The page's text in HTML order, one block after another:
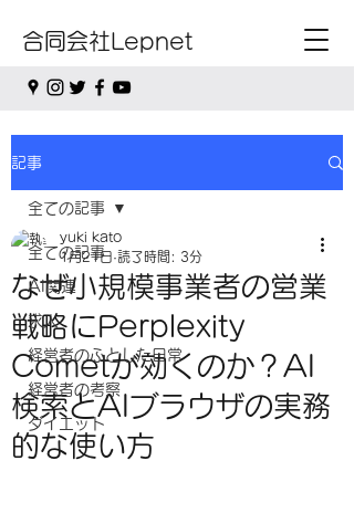
合同会社Lepnet
記事
全ての記事
AI関連
求人
経営者のふとした日常
経営者の考察
ダイエット
全ての記事
なぜ小規模事業者の営業
戦略にPerplexity
Cometが効くのか？AI
検索とAIブラウザの実務
的な使い方
yuki kato
1月21日 読了時間: 3分